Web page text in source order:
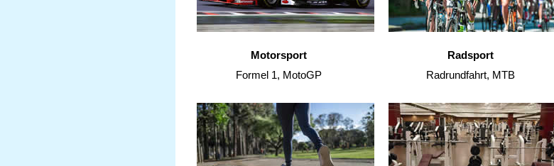
Motorsport
Formel 1, MotoGP
Radsport
Radrundfahrt, MTB